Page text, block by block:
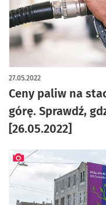
Ceny paliw na stacjach we
górę. Sprawdź,
[26.05.2022]
27.05.2022